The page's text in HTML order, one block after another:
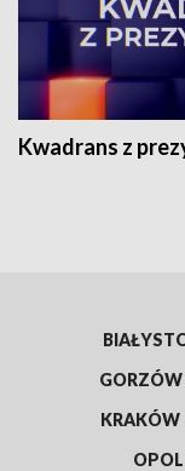
Kwadrans z
KRAKÓW